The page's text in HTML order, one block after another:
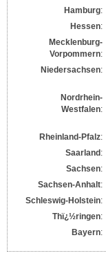
Hamburg:
Hessen:
Mecklenburg-
Vorpommern:
Niedersachsen:
Nordrhein-
Westfalen:
Rheinland-Pfalz:
Saarland:
Sachsen:
Sachsen-Anhalt:
Schleswig-Holstein:
Thï¿½ringen:
Bayern: